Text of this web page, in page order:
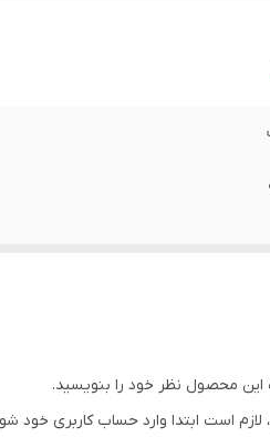
این محصول نظر خود را بنویسید.
لازم است ابتدا وارد حساب کاربری خود